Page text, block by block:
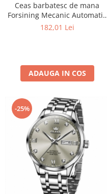
Ceas barbatesc de mana
Forsining Mecanic Automatic
Skeleton Analog Argintiu
182,01 Lei
ADAUGA IN COS
-25%